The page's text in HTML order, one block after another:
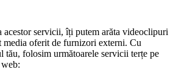
acestor servicii, îți putem arăta videoclipuri
media oferit de furnizori externi. Cu
tău, folosim următoarele servicii terțe pe
web: